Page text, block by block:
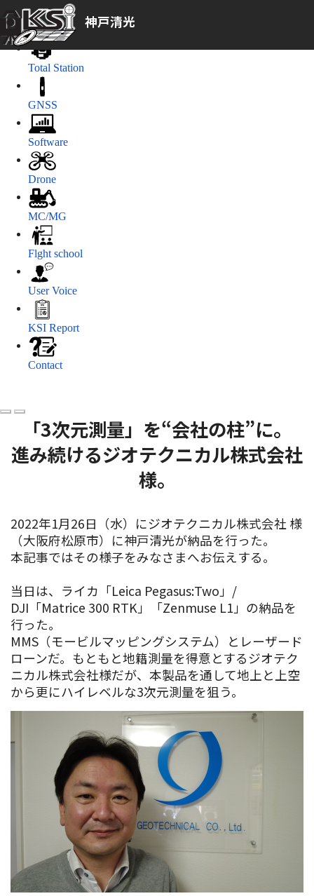
神戸清光
Laser Scanners
Total Station
GNSS
Software
Drone
MC/MG
Flght school
User Voice
KSI Report
Contact
「3次元測量」を“会社の柱”に。
進み続けるジオテクニカル株式会社
様。
2022年1月26日（水）にジオテクニカル株式会社 様
（大阪府松原市）に神戸清光が納品を行った。
本記事ではその様子をみなさまへお伝えする。
当日は、ライカ「Leica Pegasus:Two」/
DJI「Matrice 300 RTK」「Zenmuse L1」の納品を
行った。
MMS（モービルマッピングシステム）とレーザード
ローンだ。もともと地籍測量を得意とするジオテク
ニカル株式会社様だが、本製品を通して地上と上空
から更にハイレベルな3次元測量を狙う。